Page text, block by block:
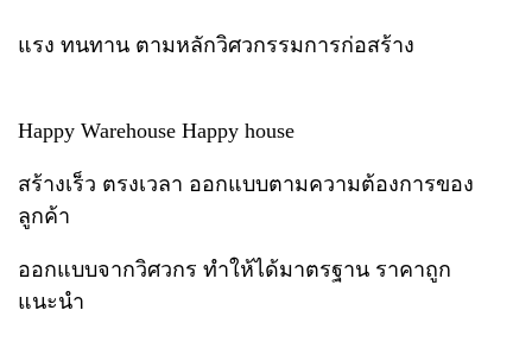
แรง ทนทาน ตามหลักวิศวกรรมการก่อสร้าง
Happy Warehouse Happy house
สร้างเร็ว ตรงเวลา ออกแบบตามความต้องการของ
ลูกค้า
ออกแบบจากวิศวกร ทำให้ได้มาตรฐาน ราคาถูก
แนะนำ